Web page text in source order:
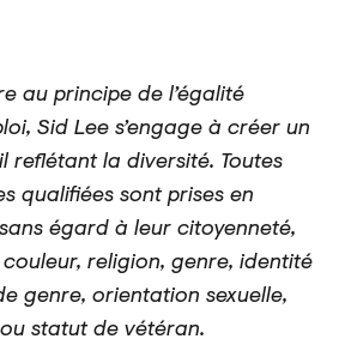
au principe de l’égalité
Sid Lee s’engage à créer un
reflétant la diversité. Toutes
qualifiées sont prises en
égard à leur citoyenneté,
religion, genre, identité
genre, orientation sexuelle,
statut de vétéran.